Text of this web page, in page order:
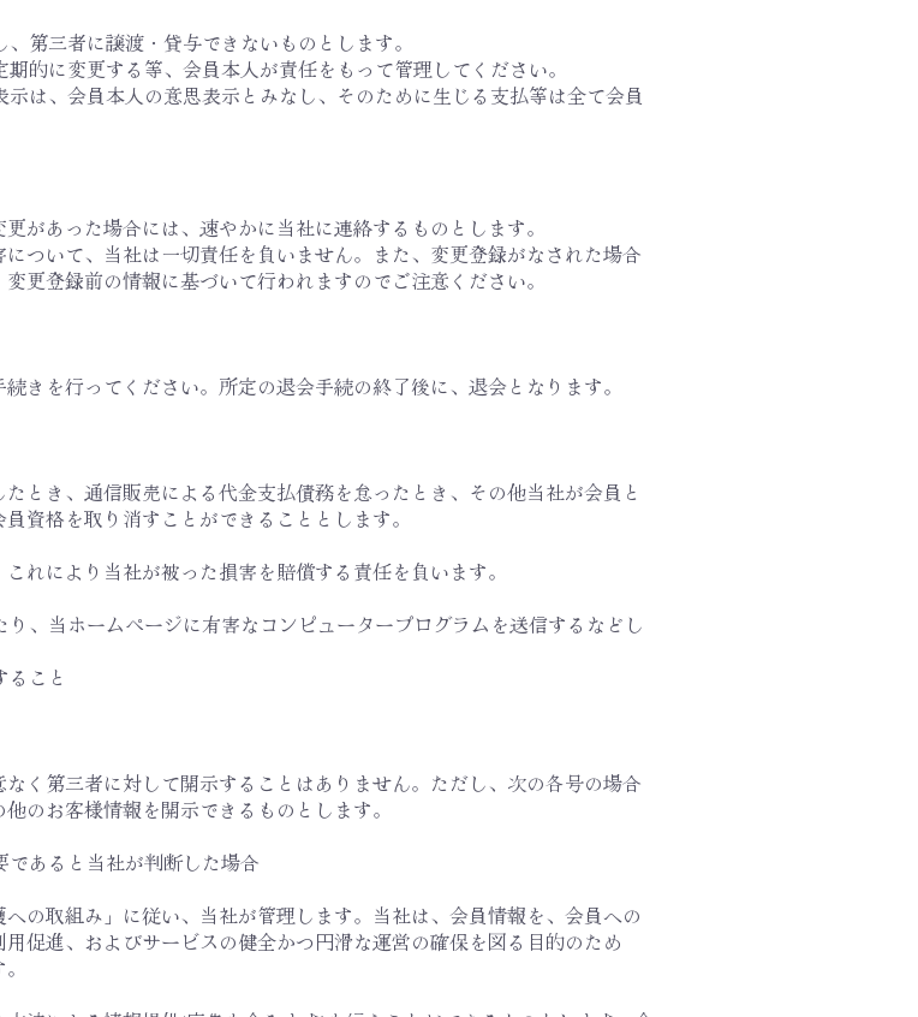
第三者に譲渡・貸与できないものとします。
的に変更する等、会員本人が責任をもって管理してください。
は、会員本人の意思表示とみなし、そのために生じる支払等は全て会員
があった場合には、速やかに当社に連絡するものとします。
ついて、当社は一切責任を負いません。また、変更登録がなされた場合
更登録前の情報に基づいて行われますのでご注意ください。
きを行ってください。所定の退会手続の終了後に、退会となります。
とき、通信販売による代金支払債務を怠ったとき、その他当社が会員と
資格を取り消すことができることとします。
れにより当社が被った損害を賠償する責任を負います。
、当ホームページに有害なコンピュータープログラムを送信するなどし
こと
く第三者に対して開示することはありません。ただし、次の各号の場合
のお客様情報を開示できるものとします。
あると当社が判断した場合
の取組み」に従い、当社が管理します。当社は、会員情報を、会員への
促進、およびサービスの健全かつ円滑な運営の確保を図る目的のため